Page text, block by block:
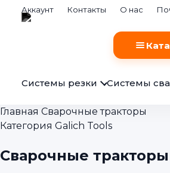
Аккаунт Контакты О нас
Системы резки Системы
Главная Сварочные тракторы
Категория Galich Tools
Сварочные тракторы